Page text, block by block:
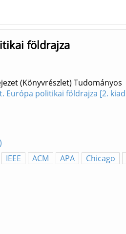
földrajza
(Könyvrészlet) Tudományos
Európa politikai földrajza [2.
IEEE ACM APA Chicago